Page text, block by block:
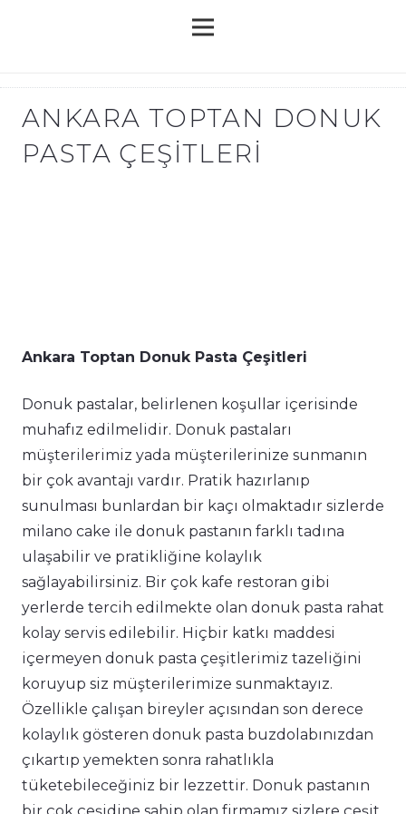
ANKARA TOPTAN DONUK
PASTA ÇEŞITLERI
Ankara Toptan Donuk Pasta Çeşitleri
Donuk pastalar, belirlenen koşullar içerisinde
muhafız edilmelidir. Donuk pastaları
müşterilerimiz yada müşterilerinize sunmanın
bir çok avantajı vardır. Pratik hazırlanıp
sunulması bunlardan bir kaçı olmaktadır sizlerde
milano cake ile donuk pastanın farklı tadına
ulaşabilir ve pratikliğine kolaylık
sağlayabilirsiniz. Bir çok kafe restoran gibi
yerlerde tercih edilmekte olan donuk pasta rahat
kolay servis edilebilir. Hiçbir katkı maddesi
içermeyen donuk pasta çeşitlerimiz tazeliğini
koruyup siz müşterilerimize sunmaktayız.
Özellikle çalışan bireyler açısından son derece
kolaylık gösteren donuk pasta buzdolabınızdan
çıkartıp yemekten sonra rahatlıkla
tüketebileceğiniz bir lezzettir. Donuk pastanın